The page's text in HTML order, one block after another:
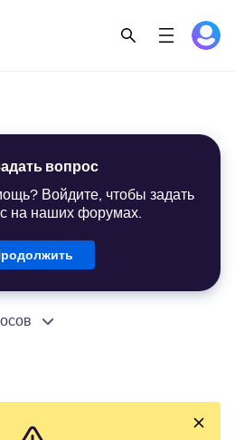
вопрос
Войдите, чтобы задать
на наших форумах.